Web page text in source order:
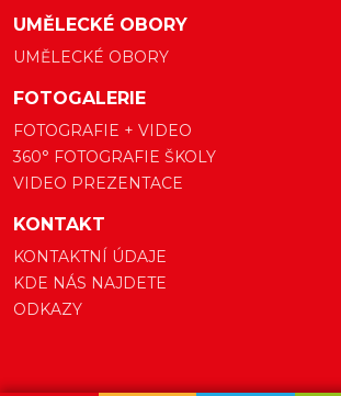
UMĚLECKÉ OBORY
UMĚLECKÉ OBORY
FOTOGALERIE
FOTOGRAFIE + VIDEO
360° FOTOGRAFIE ŠKOLY
VIDEO PREZENTACE
KONTAKT
KONTAKTNÍ ÚDAJE
KDE NÁS NAJDETE
ODKAZY